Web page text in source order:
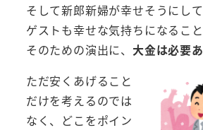
そして新郎新婦が幸せそうにして
ゲストも幸せな気持ちになること
そのための演出に、 大金は必要
ただ安くあげること
だけを考えるのでは
なく、どこをポイン